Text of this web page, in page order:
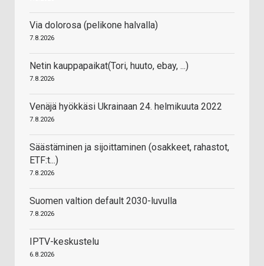
Via dolorosa (pelikone halvalla)
7.8.2026
Netin kauppapaikat(Tori, huuto, ebay, ...)
7.8.2026
Venäjä hyökkäsi Ukrainaan 24. helmikuuta 2022
7.8.2026
Säästäminen ja sijoittaminen (osakkeet, rahastot,
ETF:t...)
7.8.2026
Suomen valtion default 2030-luvulla
7.8.2026
IPTV-keskustelu
6.8.2026